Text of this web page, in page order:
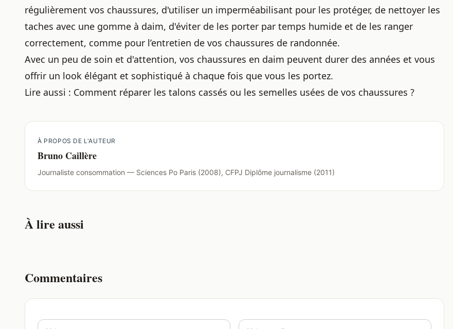
régulièrement vos chaussures, d'utiliser un imperméabilisant pour les protéger, de nettoyer les
taches avec une gomme à daim, d'éviter de les porter par temps humide et de les ranger
correctement, comme pour l’entretien de vos chaussures de randonnée.
Avec un peu de soin et d'attention, vos chaussures en daim peuvent durer des années et vous
offrir un look élégant et sophistiqué à chaque fois que vous les portez.
Lire aussi : Comment réparer les talons cassés ou les semelles usées de vos chaussures ?
À PROPOS DE L'AUTEUR
Bruno Caillère
Journaliste consommation — Sciences Po Paris (2008), CFPJ Diplôme journalisme (2011)
À lire aussi
Commentaires